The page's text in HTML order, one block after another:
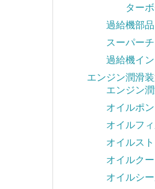
ター
過給機部品
スーパー
過給機イ
エンジン潤滑
エンジン
オイルポ
オイルフ
オイルス
オイルク
オイルシ